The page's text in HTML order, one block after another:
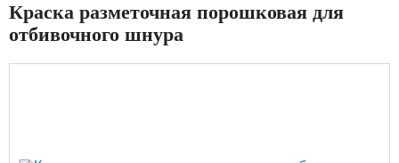
Главная
Скачать прайс-лист
Краска разметочная порошковая для
отбивочного шнура